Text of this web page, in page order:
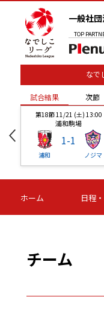
一般社
TOP
なで
試合結果 次節
第18節 11/21 (土) 13:00
浦和駒場
浦和
1-1
ノジマ
第18節 11/21 (土) 13:00
浦和駒場
1-1
試合結果 次節
試合結果 次節
ホーム 日程
チーム